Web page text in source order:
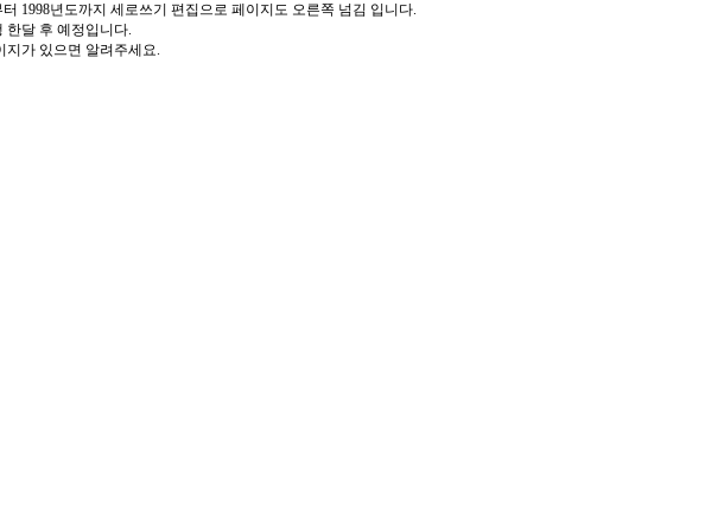
터 1998년도까지 세로쓰기 편집으로 페이지도 오른쪽 넘김 입니다.
한달 후 예정입니다.
지가 있으면 알려주세요.